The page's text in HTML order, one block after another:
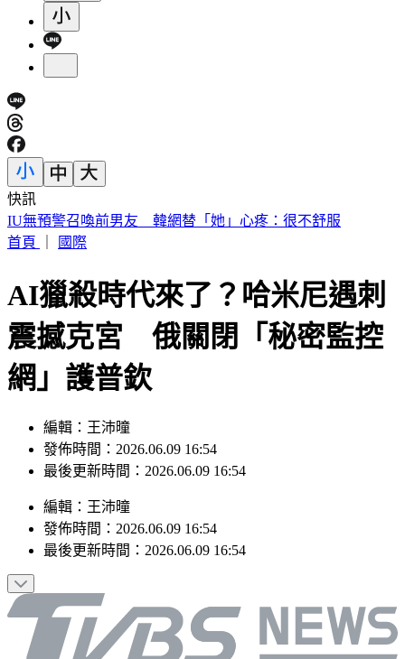
快訊
快訊／財神爺不在家 威力彩頭獎、二獎雙槓龜
首頁
國際
AI獵殺時代來了？哈米尼遇刺
震撼克宮 俄關閉「秘密監控
網」護普欽
編輯：王沛曈
發佈時間：2026.06.09 16:54
最後更新時間：2026.06.09 16:54
編輯 ： 王沛曈
發佈時間： 2026.06.09 16:54
最後更新時間： 2026.06.09 16:54